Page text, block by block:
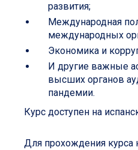
развития;
Международная
международных
Экономика и
И другие важные
высших органов
пандемии.
Курс доступен на
Для прохождения курса